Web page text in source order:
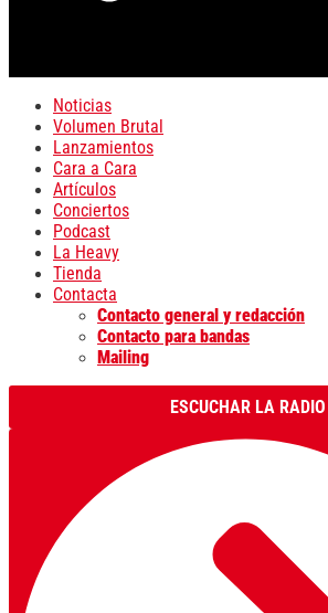
Noticias
Volumen Brutal
Lanzamientos
Cara a Cara
Artículos
Conciertos
Podcast
La Heavy
Tienda
Contacta
Contacto general y redacción
Contacto para bandas
Mailing
ESCUCHAR LA RADIO